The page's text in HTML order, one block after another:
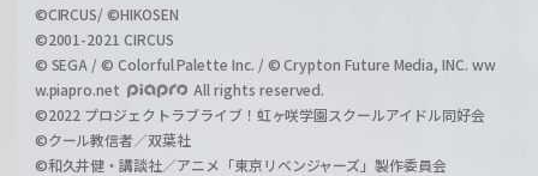
©CIRCUS/ ©HIKOSEN
©2001-2021 CIRCUS
© SEGA / © Colorful Palette Inc. / © Crypton Future Media, INC. ww
w.piapro.net
All rights reserved.
©2022 プロジェクトラブライブ！虹ヶ咲学園スクールアイドル同好会
©クール教信者／双葉社
©和久井健・講談社／アニメ「東京リベンジャーズ」製作委員会